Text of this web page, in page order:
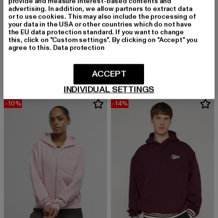
KARL KANI
Derzeitiger Preis: 58,49 EURAktionspreis: 64,99 EUR
KARL KANI
55,19 EUR
Derzeitiger Preis: 55,19 EUR
79,99 EUR
-10% -14%
advertising. In addition, we allow partners to extract data
or to use cookies. This may also include the processing of
your data in the USA or other countries which do not have
the EU data protection standard. If you want to change
this, click on "Custom settings". By clicking on "Accept" you
agree to this. Data protection
INDIVIDUAL SETTINGS
ACCEPT